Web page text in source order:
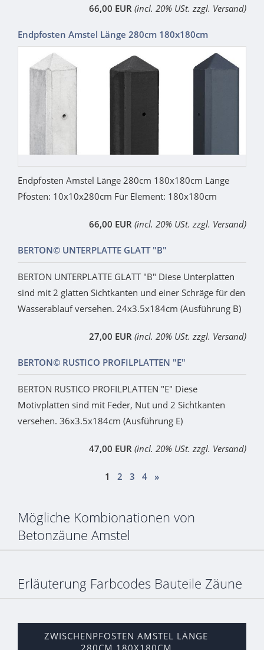
66,00 EUR (incl. 20% USt. zzgl. Versand)
Endpfosten Amstel Länge 280cm 180x180cm
Endpfosten Amstel Länge 280cm 180x180cm Länge
Pfosten: 10x10x280cm Für Element: 180x180cm
66,00 EUR (incl. 20% USt. zzgl. Versand)
BERTON© UNTERPLATTE GLATT "B"
BERTON UNTERPLATTE GLATT "B" Diese Unterplatten
sind mit 2 glatten Sichtkanten und einer Schräge für den
Wasserablauf versehen. 24x3.5x184cm (Ausführung B)
27,00 EUR (incl. 20% USt. zzgl. Versand)
BERTON© RUSTICO PROFILPLATTEN "E"
BERTON RUSTICO PROFILPLATTEN "E" Diese
Motivplatten sind mit Feder, Nut und 2 Sichtkanten
versehen. 36x3.5x184cm (Ausführung E)
47,00 EUR (incl. 20% USt. zzgl. Versand)
1 2 3 4 »
Mögliche Kombionationen von
Betonzäune Amstel
Erläuterung Farbcodes Bauteile Zäune
ZWISCHENPFOSTEN AMSTEL LÄNGE